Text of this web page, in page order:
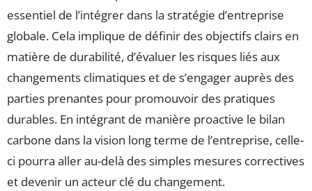
essentiel de l’intégrer dans la stratégie d’entreprise
globale. Cela implique de définir des objectifs clairs en
matière de durabilité, d’évaluer les risques liés aux
changements climatiques et de s’engager auprès des
parties prenantes pour promouvoir des pratiques
durables. En intégrant de manière proactive le bilan
carbone dans la vision long terme de l’entreprise, celle-
ci pourra aller au-delà des simples mesures correctives
et devenir un acteur clé du changement.